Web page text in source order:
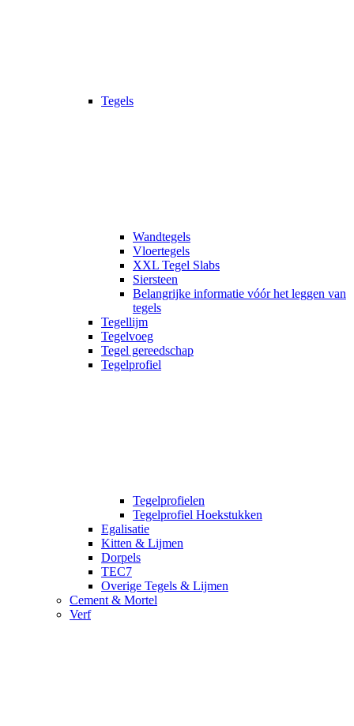
Tegels
Wandtegels
Vloertegels
XXL Tegel Slabs
Siersteen
Belangrijke informatie vóór het leggen van
tegels
Tegellijm
Tegelvoeg
Tegel gereedschap
Tegelprofiel
Tegelprofielen
Tegelprofiel Hoekstukken
Egalisatie
Kitten & Lijmen
Dorpels
TEC7
Overige Tegels & Lijmen
Cement & Mortel
Verf